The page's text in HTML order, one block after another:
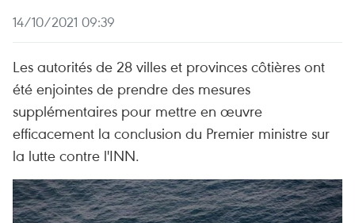
14/10/2021 09:39
Les autorités de 28 villes et provinces côtières ont
été enjointes de prendre des mesures
supplémentaires pour mettre en œuvre
efficacement la conclusion du Premier ministre sur
la lutte contre l'INN.